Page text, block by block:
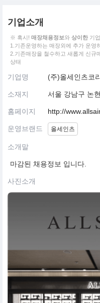
기업소개
※ 혹시! 매장채용정보와 상이한 기
1.기존운영하는 매장외에 추가 운영
2.기존매장을 철수하고 새롭게 신규
상태
기업명 (주)올세인츠코
소재지 서울 강남구 논
홈페이지 http://
운영브랜드 올세인츠
소개말
마감된 채용정보 입니다.
사진소개